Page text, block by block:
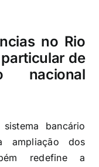
no Rio
de
nacional
bancário
ampliação dos
redefine a